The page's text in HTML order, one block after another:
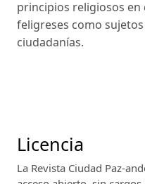
principios religiosos
feligreses como
ciudadanías.
Licencia
La Revista Ciudad Paz-